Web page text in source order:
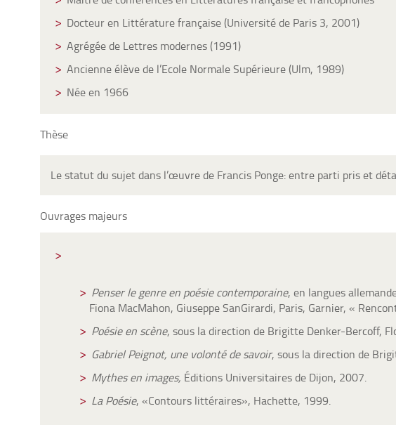
Docteur en Littérature française (Université de Paris 3, 2001)
Agrégée de Lettres modernes (1991)
Ancienne élève de l’Ecole Normale Supérieure (Ulm, 1989)
Née en 1966
Thèse
Le statut du sujet dans l’œuvre de Francis Ponge: entre parti pris et
Ouvrages majeurs
Penser le genre en poésie contemporaine, en langues
Fiona MacMahon, Giuseppe SanGirardi, Paris, Garnier, «
Poésie en scène, sous la direction de Brigitte Denker-Bercoff,
Gabriel Peignot, une volonté de savoir, sous la direction de
Mythes en images, Éditions Universitaires de Dijon, 2007.
La Poésie, «Contours littéraires», Hachette, 1999.